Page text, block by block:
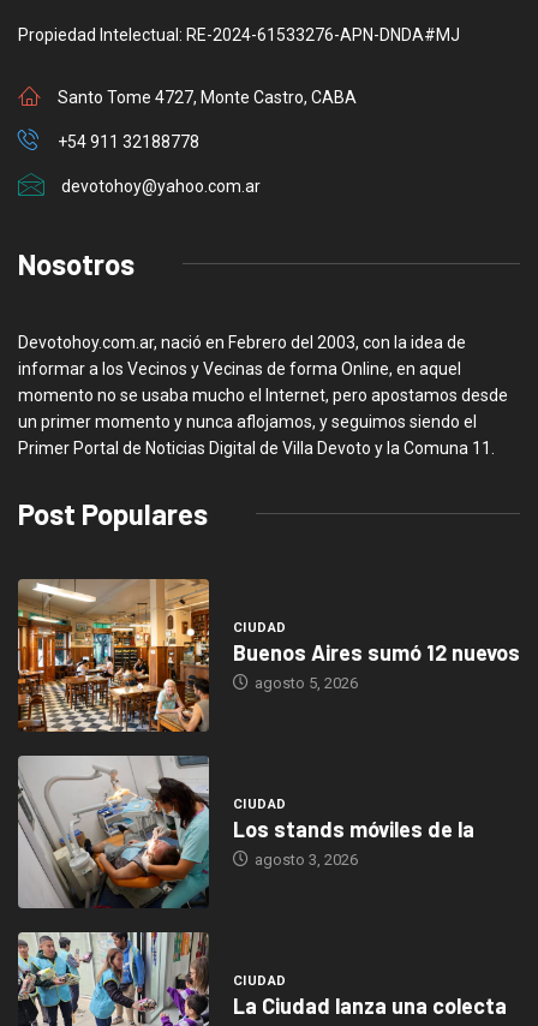
Propiedad Intelectual: RE-2024-61533276-APN-DNDA#MJ
Santo Tome 4727, Monte Castro, CABA
+54 911 32188778
devotohoy@yahoo.com.ar
Nosotros
Devotohoy.com.ar, nació en Febrero del 2003, con la idea de
informar a los Vecinos y Vecinas de forma Online, en aquel
momento no se usaba mucho el Internet, pero apostamos desde
un primer momento y nunca aflojamos, y seguimos siendo el
Primer Portal de Noticias Digital de Villa Devoto y la Comuna 11.
Post Populares
CIUDAD
Buenos Aires sumó 12 nuevos
agosto 5, 2026
CIUDAD
Los stands móviles de la
agosto 3, 2026
CIUDAD
La Ciudad lanza una colecta